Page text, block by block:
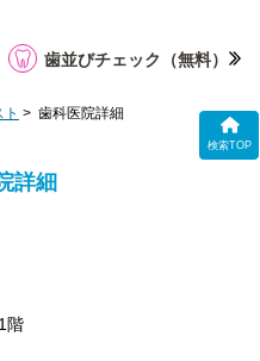
検索TOP
歯並びチェック （無料）
> 歯科医院詳細
詳細
階